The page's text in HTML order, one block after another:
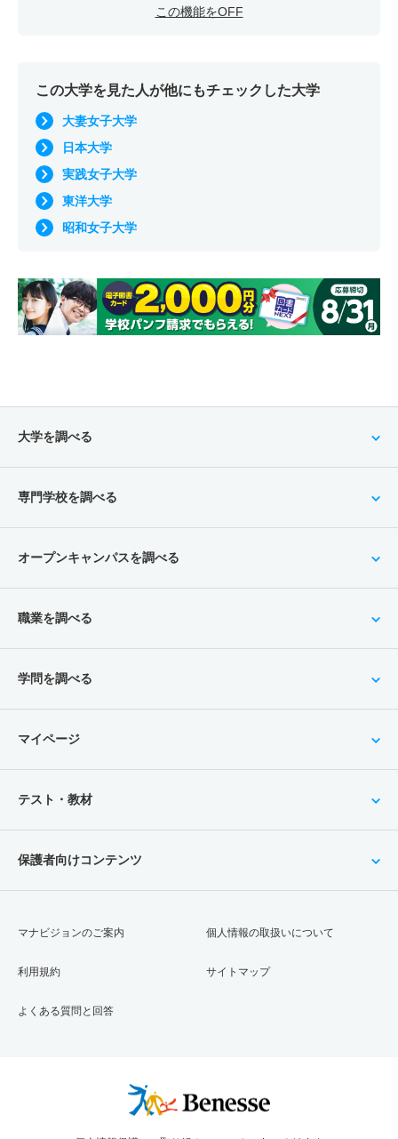
この機能をOFF
この大学を見た人が他にもチェックした大学
大妻女子大学
日本大学
実践女子大学
東洋大学
昭和女子大学
大学を調べる
専門学校を調べる
オープンキャンパスを調べる
職業を調べる
学問を調べる
マイページ
テスト・教材
保護者向けコンテンツ
マナビジョンのご案内
利用規約
よくある質問と回答
個人情報の取扱いについて
サイトマップ